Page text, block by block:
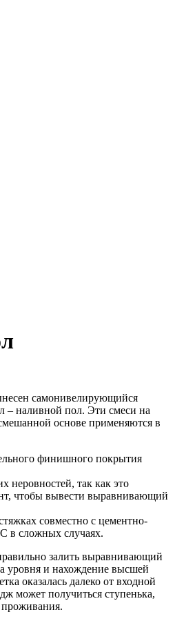
самонивелирующийся
– наливной пол. Эти смеси на
основе применяются в
финишного покрытия
неровностей, так как это
чтобы вывести выравнивающий
совместно с цементно-
в сложных случаях.
залить выравнивающий
уровня и нахождение высшей
оказалась далеко от входной
может получиться ступенька,
проживания.